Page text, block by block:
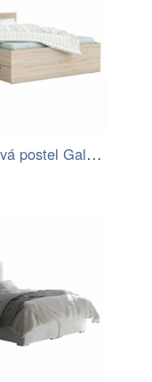
Dvoulůžková postel Galori 160 dub sonoma